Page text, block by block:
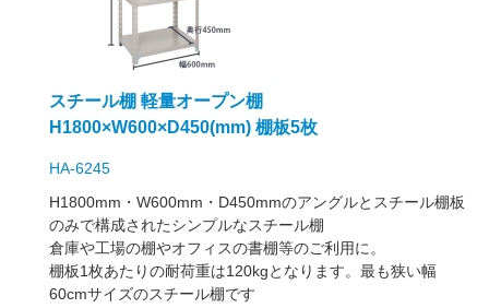
スチール棚 軽量オープン棚
H1800×W600×D450(mm) 棚板5枚
HA-6245
H1800mm・W600mm・D450mmのアングルとスチール棚板
のみで構成されたシンプルなスチール棚
倉庫や工場の棚やオフィスの書棚等のご利用に。
棚板1枚あたりの耐荷重は120kgとなります。最も狭い幅
60cmサイズのスチール棚です